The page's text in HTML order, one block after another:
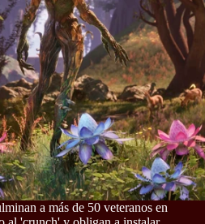
a más de 50 veteranos en